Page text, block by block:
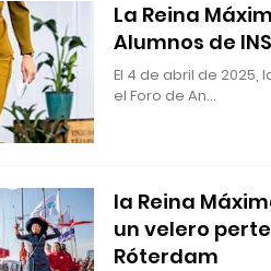
La Reina
Alumnos de
El 4 de abril de
el Foro de An…
la Reina
un velero
Róterdam